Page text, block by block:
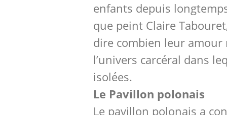
enfants depuis
que peint Claire
dire combien leur amour
l’univers carcéral dans
isolées.
Le Pavillon polonais
Le pavillon polonais a